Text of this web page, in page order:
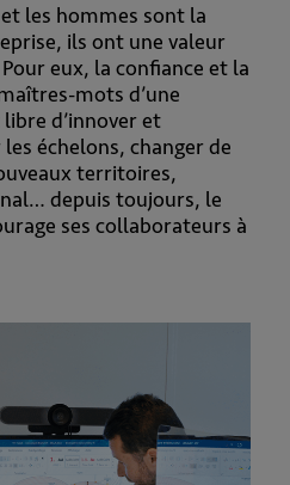
les hommes sont la
ils ont une valeur
eux, la confiance et la
mots d’une
d’innover et
échelons, changer de
territoires,
depuis toujours, le
ses collaborateurs à